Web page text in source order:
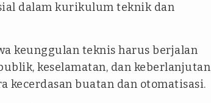
dalam kurikulum teknik dan
keunggulan teknis harus berjalan
keselamatan, dan keberlanjutan
kecerdasan buatan dan otomatisasi.